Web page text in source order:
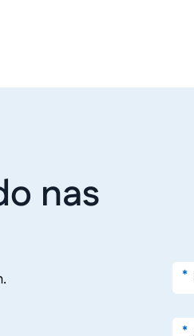
nas
*
*